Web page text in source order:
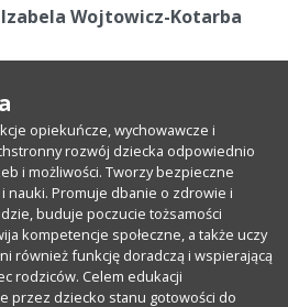
Wojtowicz-Kotarba
opiekuńcze, wychowawcze i
rozwój dziecka odpowiednio
i możliwości. Tworzy bezpieczne
nauki. Promuje dbanie o zdrowie i
buduje poczucie tożsamości
kompetencje społeczne, a także uczy
również funkcję doradczą i wspierającą
rodziców. Celem edukacji
przez dziecko stanu gotowości do